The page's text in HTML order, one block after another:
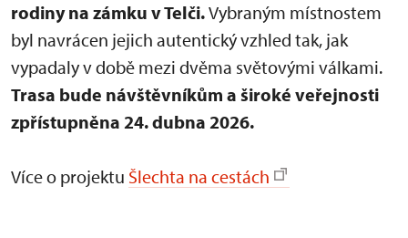
rodiny na zámku v Telči.Vybraným místnostem
byl navrácen jejich autentický vzhled tak, jak
vypadaly v době mezi dvěma světovými válkami.
Trasa bude návštěvníkům a široké veřejnosti
zpřístupněna 24. dubna 2026.
Více o projektu Šlechta na cestách